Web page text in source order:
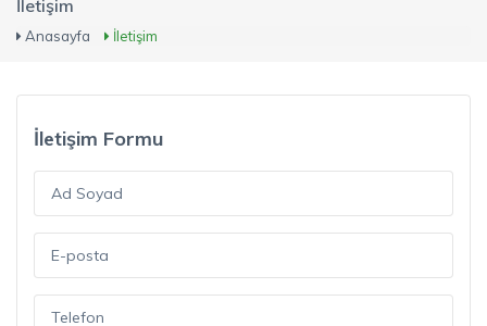
İletişim
Anasayfa İletişim
İletişim Formu